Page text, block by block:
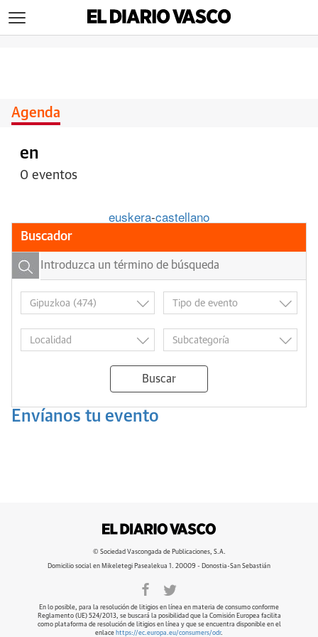
Agenda
en
0 eventos
euskera-castellano
Buscador
Buscar
Envíanos tu evento
© Sociedad Vascongada de Publicaciones, S.A.
Domicilio social en Mikeletegi Pasealekua 1. 20009 - Donostia-San Sebastián
En lo posible, para la resolución de litigios en línea en materia de consumo conforme
Reglamento (UE) 524/2013, se buscará la posibilidad que la Comisión Europea facilita
como plataforma de resolución de litigios en línea y que se encuentra disponible en el
enlace https://ec.europa.eu/consumers/odr.